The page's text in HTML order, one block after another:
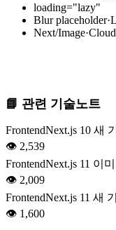
loading="lazy"
Blur
Next/
📘 관련 기술노트
FrontendNext.js 10 새
👁 2,539
FrontendNext.js 11 이
👁 2,009
FrontendNext.js 11 새
👁 1,600